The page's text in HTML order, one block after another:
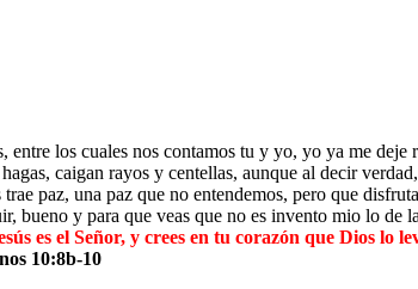
los cuales nos contamos tu y yo, yo ya me
caigan rayos y centellas, aunque al decir
paz, una paz que no entendemos, pero que
bueno y para que veas que no es invento mio lo de
es el Señor, y crees en tu corazón que Dios lo
10:8b-10